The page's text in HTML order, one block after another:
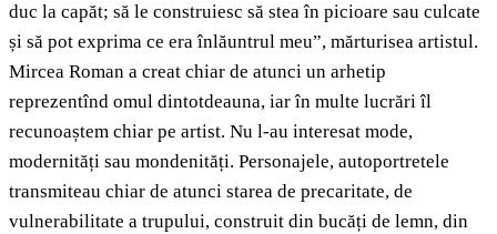
duc la capăt; să le construiesc să stea în picioare sau culcate
și să pot exprima ce era înlăuntrul meu”, mărturisea artistul.
Mircea Roman a creat chiar de atunci un arhetip
reprezentînd omul dintotdeauna, iar în multe lucrări îl
recunoaștem chiar pe artist. Nu l-au interesat mode,
modernități sau mondenități. Personajele, autoportretele
transmiteau chiar de atunci starea de precaritate, de
vulnerabilitate a trupului, construit din bucăți de lemn, din